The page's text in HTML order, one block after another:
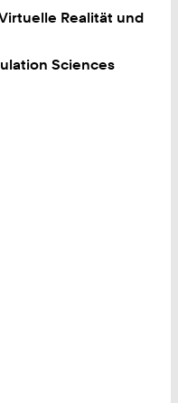
Realität und
Sciences